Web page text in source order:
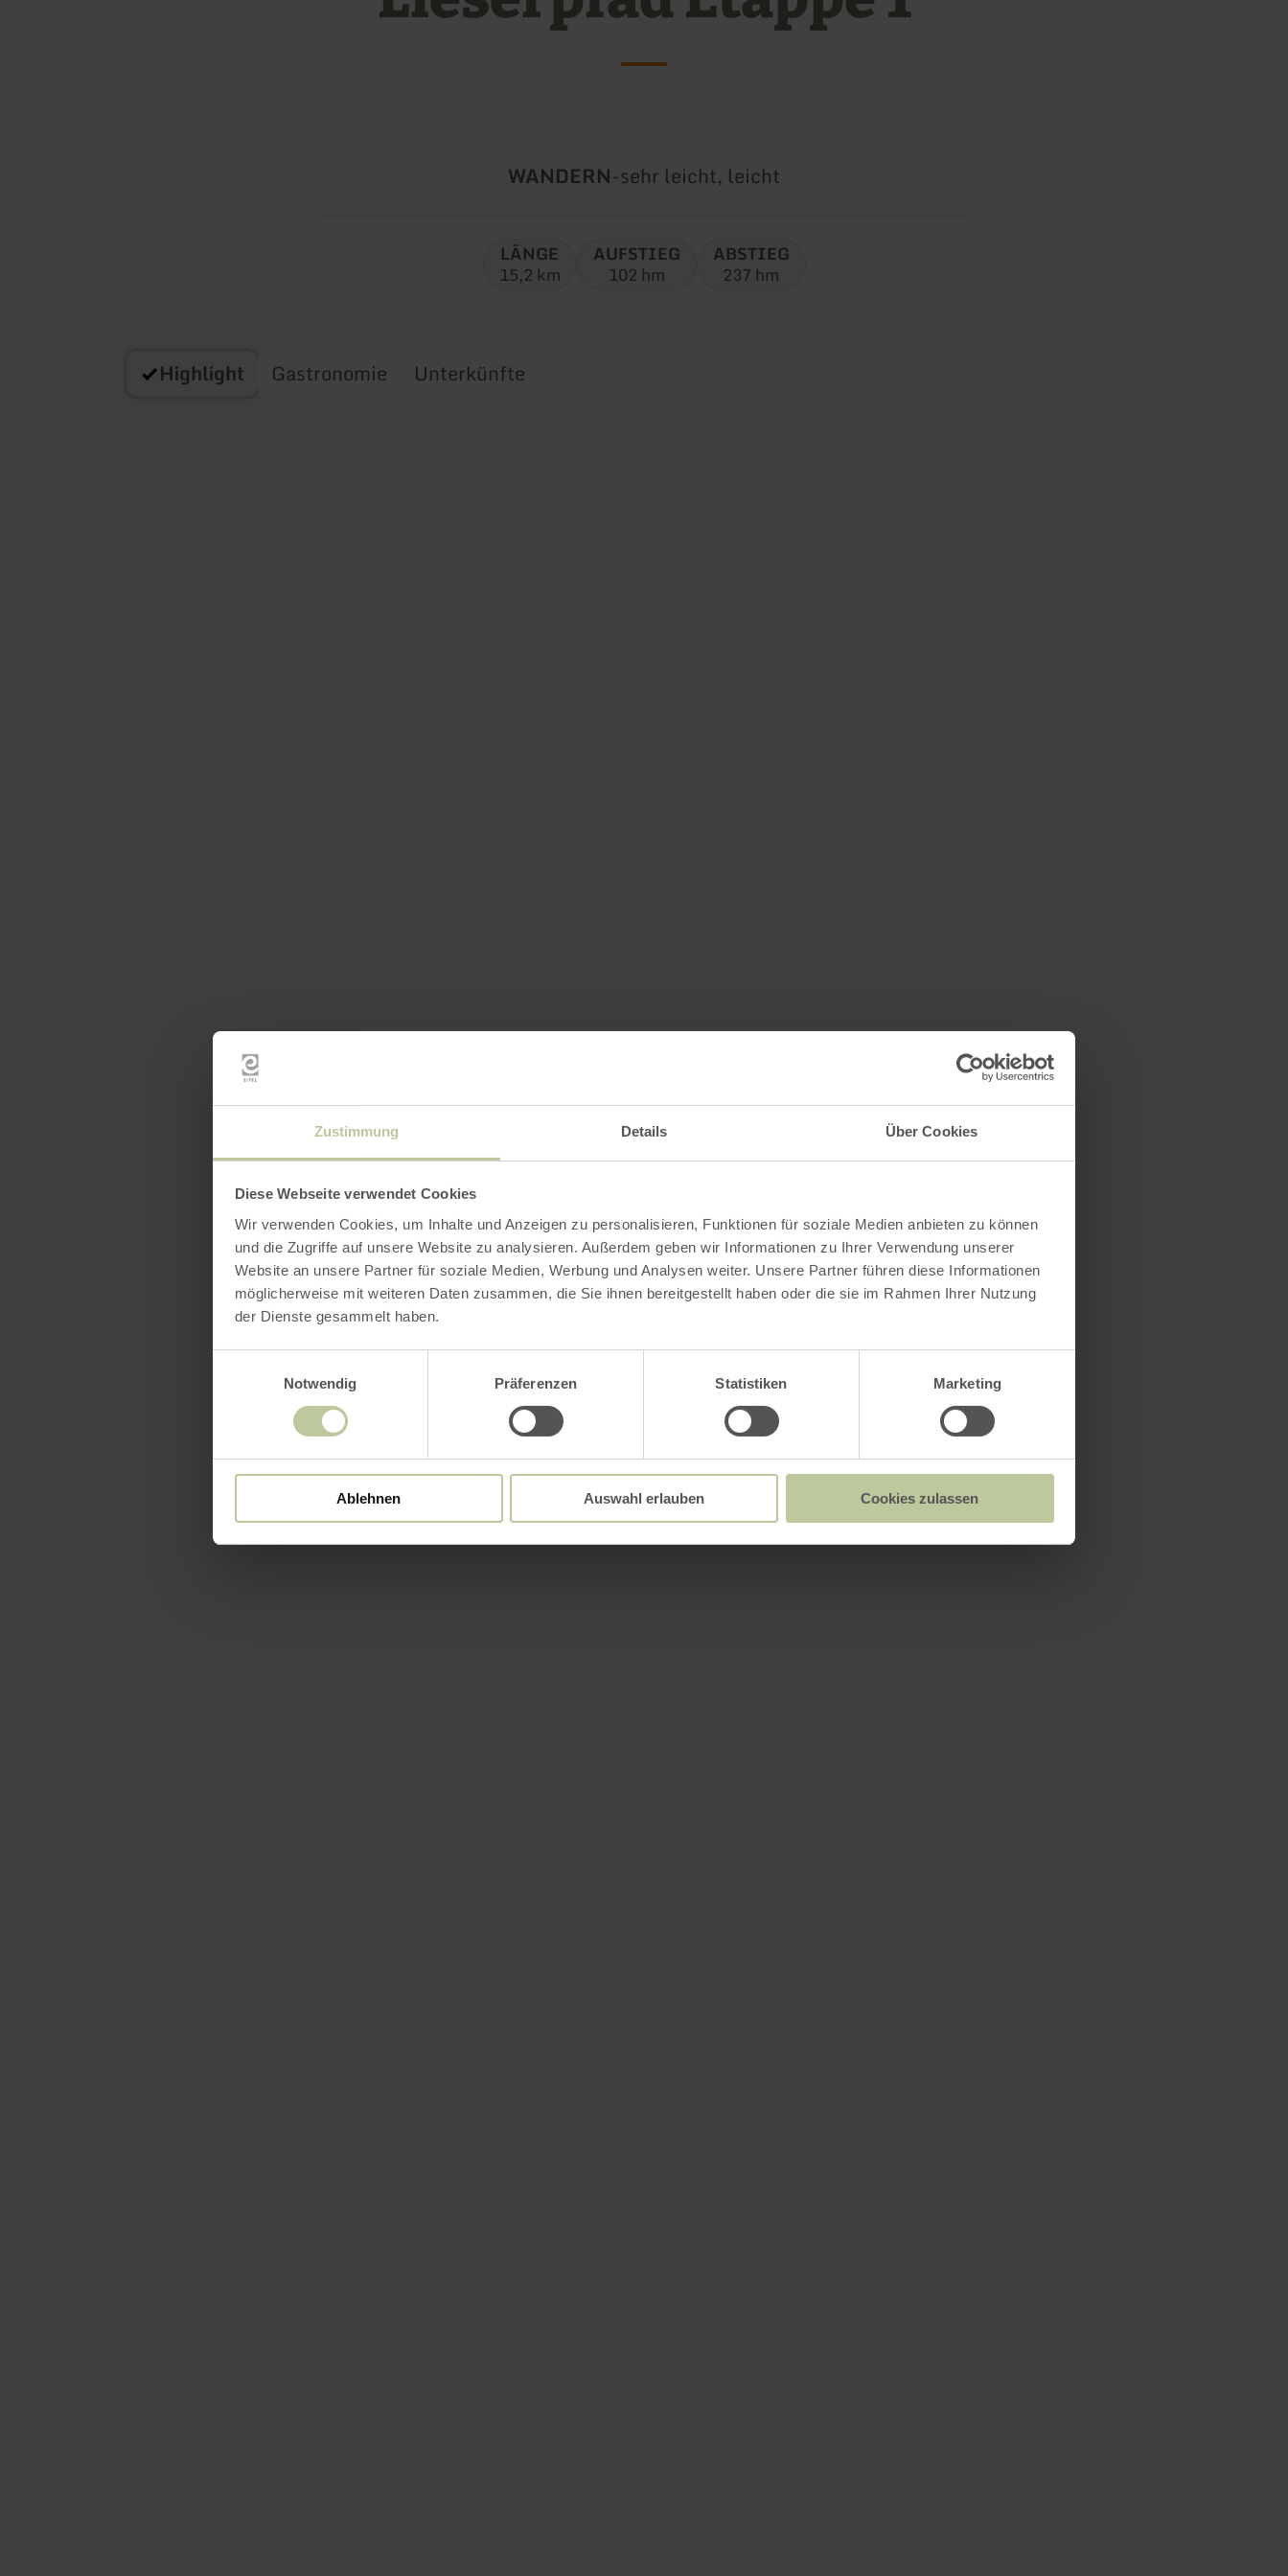
Zustimmung Details Über Cookies
Diese Webseite verwendet Cookies
Wir verwenden Cookies, um Inhalte und Anzeigen zu personalisieren, Funktionen für soziale Medien anbieten zu können
und die Zugriffe auf unsere Website zu analysieren. Außerdem geben wir Informationen zu Ihrer Verwendung unserer
Website an unsere Partner für soziale Medien, Werbung und Analysen weiter. Unsere Partner führen diese Informationen
möglicherweise mit weiteren Daten zusammen, die Sie ihnen bereitgestellt haben oder die sie im Rahmen Ihrer Nutzung
der Dienste gesammelt haben.
Notwendig
Präferenzen Statistiken Marketing
Ablehnen Auswahl erlauben Cookies zulassen
Art
Tour:
WANDERN-Schwierigkeit:
sehr leicht, leicht
LÄNGE
15,2 km
AUFSTIEG
102 hm
ABSTIEG
237 hm
Highlight Gastronomie Unterkünfte